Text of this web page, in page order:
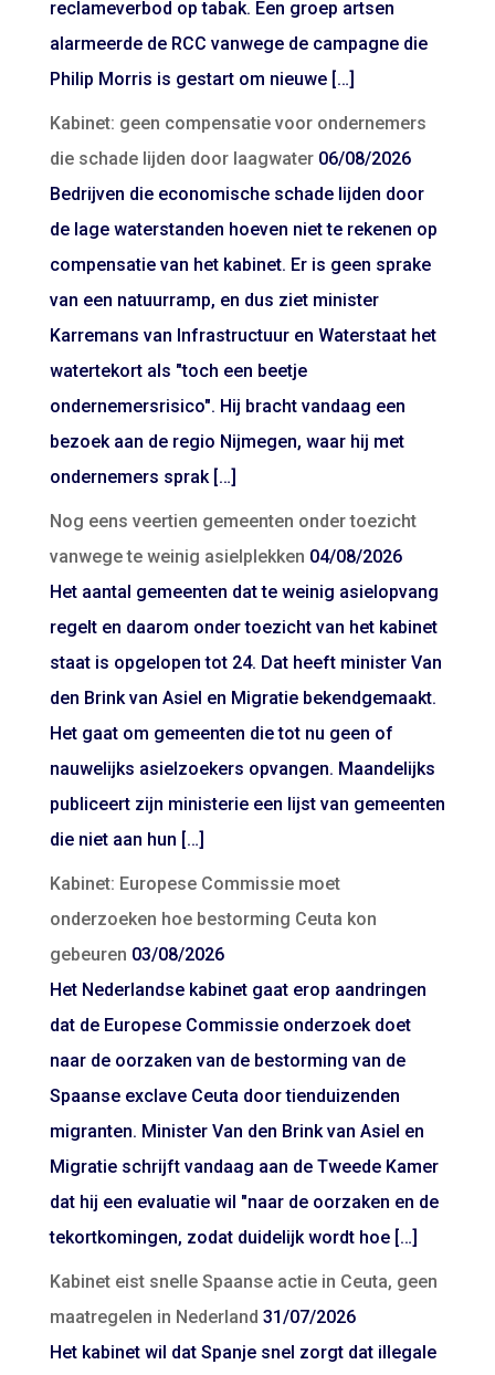
reclameverbod op tabak. Een groep artsen
alarmeerde de RCC vanwege de campagne die
Philip Morris is gestart om nieuwe […]
Kabinet: geen compensatie voor ondernemers
die schade lijden door laagwater 06/08/2026
Bedrijven die economische schade lijden door
de lage waterstanden hoeven niet te rekenen op
compensatie van het kabinet. Er is geen sprake
van een natuurramp, en dus ziet minister
Karremans van Infrastructuur en Waterstaat het
watertekort als "toch een beetje
ondernemersrisico". Hij bracht vandaag een
bezoek aan de regio Nijmegen, waar hij met
ondernemers sprak […]
Nog eens veertien gemeenten onder toezicht
vanwege te weinig asielplekken 04/08/2026
Het aantal gemeenten dat te weinig asielopvang
regelt en daarom onder toezicht van het kabinet
staat is opgelopen tot 24. Dat heeft minister Van
den Brink van Asiel en Migratie bekendgemaakt.
Het gaat om gemeenten die tot nu geen of
nauwelijks asielzoekers opvangen. Maandelijks
publiceert zijn ministerie een lijst van gemeenten
die niet aan hun […]
Kabinet: Europese Commissie moet
onderzoeken hoe bestorming Ceuta kon
gebeuren 03/08/2026
Het Nederlandse kabinet gaat erop aandringen
dat de Europese Commissie onderzoek doet
naar de oorzaken van de bestorming van de
Spaanse exclave Ceuta door tienduizenden
migranten. Minister Van den Brink van Asiel en
Migratie schrijft vandaag aan de Tweede Kamer
dat hij een evaluatie wil "naar de oorzaken en de
tekortkomingen, zodat duidelijk wordt hoe […]
Kabinet eist snelle Spaanse actie in Ceuta, geen
maatregelen in Nederland 31/07/2026
Het kabinet wil dat Spanje snel zorgt dat illegale